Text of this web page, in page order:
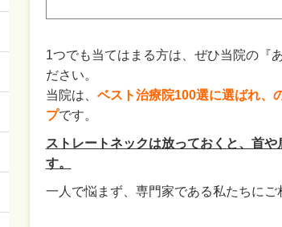
1つでも当てはまる方は、ぜひ当院の『
ださい。
当院は、 ベスト治療院100選に選ばれ、
プです。
ストレートネックは放っておくと、首
す。
一人で悩まず、専門家である私たちにご